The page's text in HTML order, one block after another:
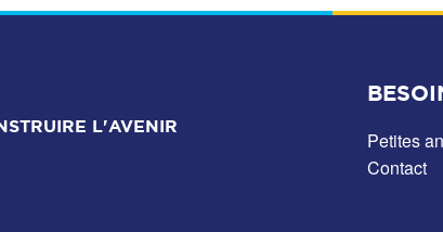
L'AVENIR
Petites
Contact